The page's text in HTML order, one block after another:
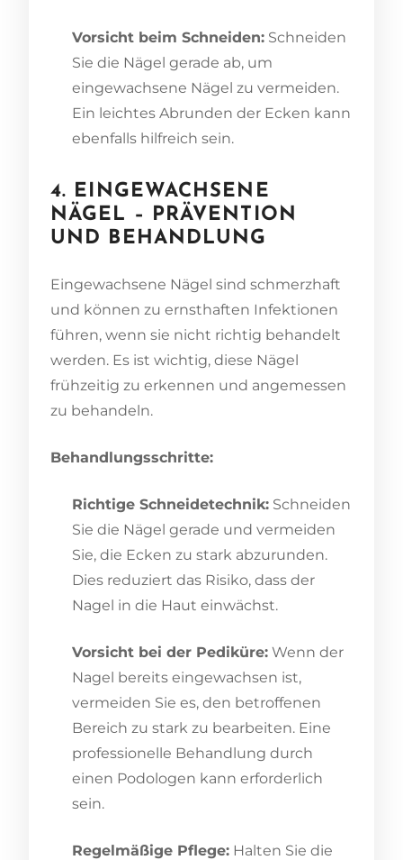
Vorsicht beim Schneiden: Schneiden
Sie die Nägel gerade ab, um
eingewachsene Nägel zu vermeiden.
Ein leichtes Abrunden der Ecken kann
ebenfalls hilfreich sein.
4. EINGEWACHSENE
NÄGEL – PRÄVENTION
UND BEHANDLUNG
Eingewachsene Nägel sind schmerzhaft
und können zu ernsthaften Infektionen
führen, wenn sie nicht richtig behandelt
werden. Es ist wichtig, diese Nägel
frühzeitig zu erkennen und angemessen
zu behandeln.
Behandlungsschritte:
Richtige Schneidetechnik: Schneiden
Sie die Nägel gerade und vermeiden
Sie, die Ecken zu stark abzurunden.
Dies reduziert das Risiko, dass der
Nagel in die Haut einwächst.
Vorsicht bei der Pediküre: Wenn der
Nagel bereits eingewachsen ist,
vermeiden Sie es, den betroffenen
Bereich zu stark zu bearbeiten. Eine
professionelle Behandlung durch
einen Podologen kann erforderlich
sein.
Regelmäßige Pflege: Halten Sie die